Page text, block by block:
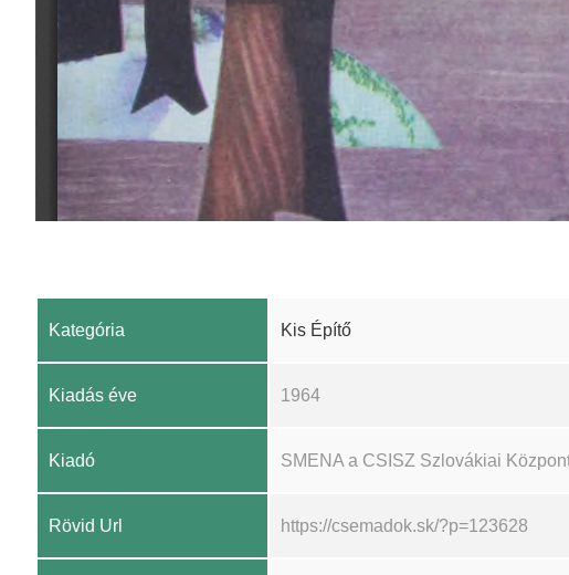
Kategória Kis Építő
Kiadás éve 1964
Kiadó SMENA a CSISZ Szlovákiai
Rövid Url https://csemadok.sk/?p=123628